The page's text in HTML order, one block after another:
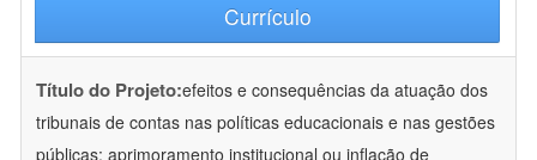
Currículo
Título do Projeto:efeitos e consequências da atuação dos
tribunais de contas nas políticas educacionais e nas gestões
públicas: aprimoramento institucional ou inflação de